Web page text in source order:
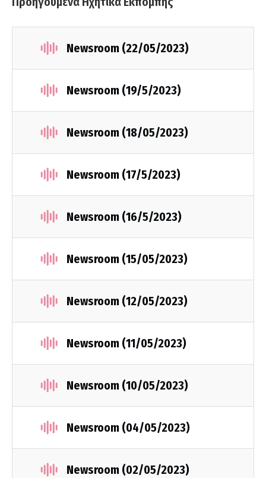
Newsroom (22/05/2023)
Newsroom (19/5/2023)
Newsroom (18/05/2023)
Newsroom (17/5/2023)
Newsroom (16/5/2023)
Newsroom (15/05/2023)
Newsroom (12/05/2023)
Newsroom (11/05/2023)
Newsroom (10/05/2023)
Newsroom (04/05/2023)
Newsroom (02/05/2023)